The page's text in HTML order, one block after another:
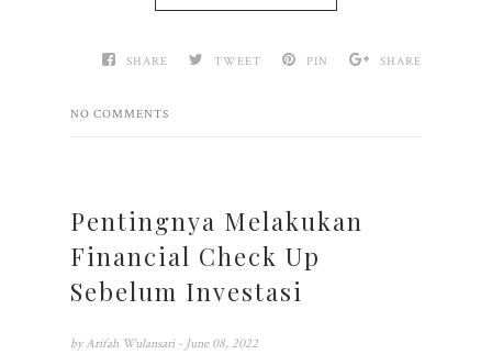
SHARE TWEET PIN SHARE
NO COMMENTS
Pentingnya Melakukan
Financial Check Up
Sebelum Investasi
by Arifah Wulansari - June 08, 2022